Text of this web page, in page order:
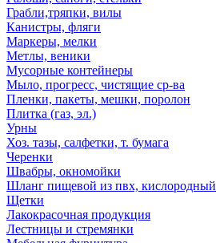
Грабли,тряпки, вилы
Канистры, фляги
Маркеры, мелки
Метлы, веники
Мусорные контейнеры
Мыло, прогресс, чистящие ср-ва
Пленки, пакеты, мешки, поролон
Плитка (газ, эл.)
Урны
Хоз. тазы, салфетки, т. бумага
Черенки
Швабры, окномойки
Шланг пищевой из пвх, кислородный
Щетки
Лакокрасочная продукция
Лестницы и стремянки